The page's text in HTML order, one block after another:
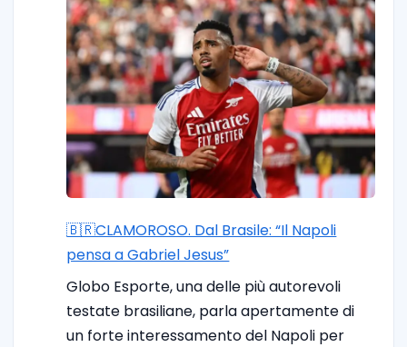
🇧🇷CLAMOROSO. Dal Brasile: “Il Napoli
pensa a Gabriel Jesus”
Globo Esporte, una delle più autorevoli
testate brasiliane, parla apertamente di
un forte interessamento del Napoli per